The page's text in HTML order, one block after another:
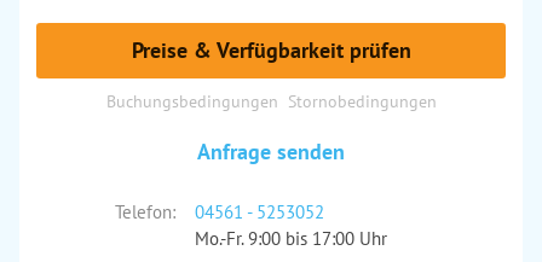
Preise & Verfügbarkeit prüfen
Buchungsbedingungen Stornobedingungen
Anfrage senden
Telefon:
04561 - 5253052
Mo.-Fr. 9:00 bis 17:00 Uhr